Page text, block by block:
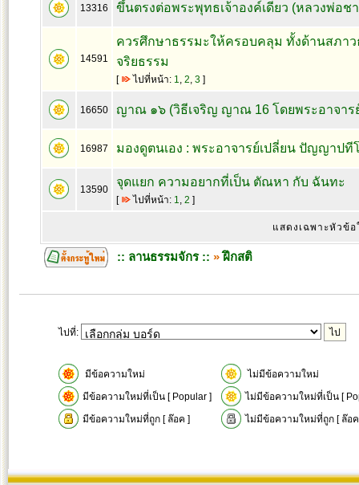
13316 ขึ้นตรงต่อพระพุทธเจ้าองค์เดียว (หลวงพ่อช
14591
ควรศึกษาธรรมะให้ครอบคลุม ทั้งด้านสภาว
จริยธรรม
[ ไปที่หน้า: 1, 2, 3]
16650 ญาณ ๑๖ (วิธีเจริญ ญาณ 16 โดยพระอาจาร
16987 มองดูตนเอง : พระอาจารย์เปลี่ยน ปัญญาปที
13590
จุดแยก ความอยากที่เป็น ตัณหา กับ ฉันทะ
[ ไปที่หน้า: 1, 2 ]
แสดงเฉพาะหัวข้อ
:: ลานธรรมจักร :: »ฝึกสติ
ไปที่:
มีข้อความใหม่
ไม่มีข้อความใหม่
มีข้อความใหม่ที่เป็น [ Popular ]
ไม่มีข้อความใหม่ที่เป็น [
มีข้อความใหม่ที่ถูก [ ล๊อค ]
ไม่มีข้อความใหม่ที่ถูก [ ล๊อ